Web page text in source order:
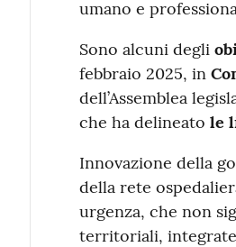
umano e
Sono alcuni degli
febbraio 2025, in
dell’Assemblea
che ha delineato le
Innovazione della
della rete
urgenza, che non
territoriali, integrate